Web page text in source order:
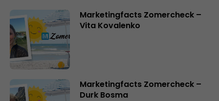
Marketingfacts Zomercheck –
Vita Kovalenko
Marketingfacts Zomercheck –
Durk Bosma